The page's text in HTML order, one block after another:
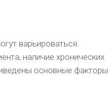
варьироваться.
наличие хронических
основные факторы